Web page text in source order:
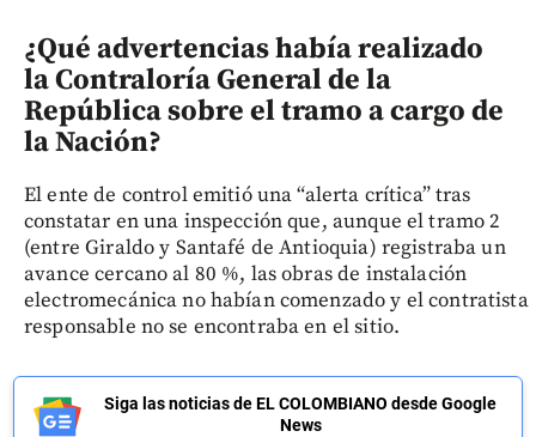
¿Qué advertencias había realizado
la Contraloría General de la
República sobre el tramo a cargo de
la Nación?
El ente de control emitió una “alerta crítica” tras
constatar en una inspección que, aunque el tramo 2
(entre Giraldo y Santafé de Antioquia) registraba un
avance cercano al 80 %, las obras de instalación
electromecánica no habían comenzado y el contratista
responsable no se encontraba en el sitio.
Siga las noticias de EL COLOMBIANO desde Google
News